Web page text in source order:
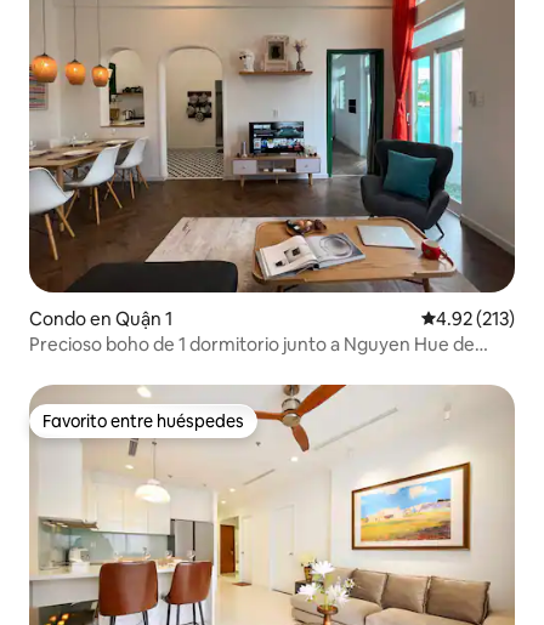
Condo en Quận 1 Calificación
4.92 (213)
Precioso boho de 1 dormitorio junto a Nguyen Hue de
Favorito entre huéspedes
Favorito entre huéspedes